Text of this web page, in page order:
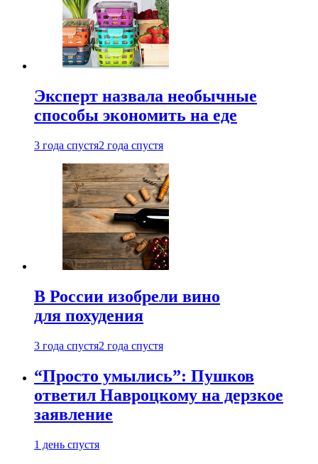
Эксперт назвала необычные
способы экономить на еде
3 года спустя2 года спустя
В России изобрели вино
для похудения
3 года спустя2 года спустя
“Просто умылись”: Пушков
ответил Навроцкому на дерзкое
заявление
1 день спустя